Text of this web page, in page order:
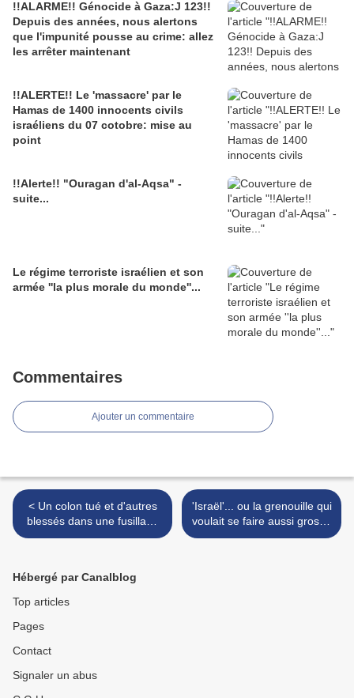
!!ALARME!! Génocide à Gaza:J 123!!
Depuis des années, nous alertons
que l'impunité pousse au crime: allez
les arrêter maintenant
!!ALERTE!! Le 'massacre' par le
Hamas de 1400 innocents civils
israéliens du 07 cotobre: mise au
point
!!Alerte!! "Ouragan d'al-Aqsa" -
suite...
Le régime terroriste israélien et son
armée ''la plus morale du monde''...
Commentaires
Ajouter un commentaire
< Un colon tué et d'autres
blessés dans une fusillade
au nord de Nablus
'Israël'... ou la grenouille qui
voulait se faire aussi grosse
que le boeuf >
Hébergé par Canalblog
Top articles
Pages
Contact
Signaler un abus